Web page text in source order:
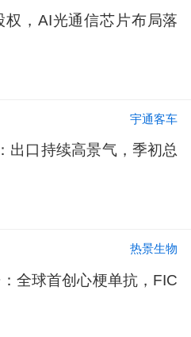
，AI光通信芯片布局落
宇通客车
出口持续高景气，季初总
热景生物
全球首创心梗单抗，FIC